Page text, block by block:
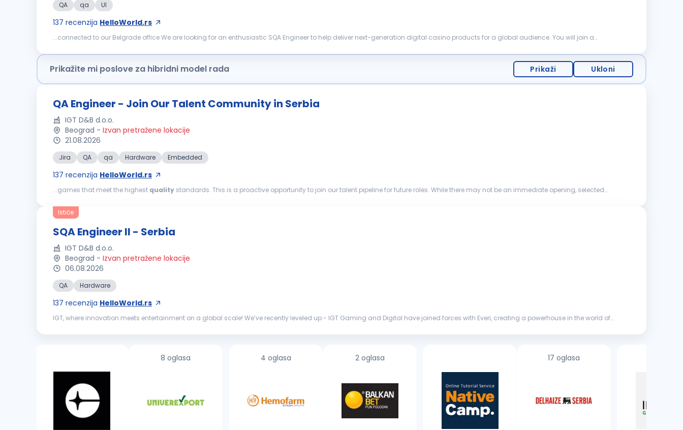
QA qa UI
137 recenzija HelloWorld.rs
...connected to our Belgrade office We are looking for an enthusiastic SQA Engineer to help deliver next-generation digital casino products for a global audience. You will join a
Prikažite mi poslove za hibridni model rada Prikaži Ukloni
QA Engineer - Join Our Talent Community in Serbia
IGT D&B d.o.o.
Beograd - Izvan pretražene lokacije
21.08.2026
Jira QA qa Hardware Embedded
137 recenzija HelloWorld.rs
...games that meet the highest quality standards. This is a proactive opportunity to join our talent pipeline for future roles. While there may not be an immediate opening, selected
Ističe
SQA Engineer II - Serbia
IGT D&B d.o.o.
Beograd - Izvan pretražene lokacije
06.08.2026
QA Hardware
137 recenzija HelloWorld.rs
IGT, where innovation meets entertainment on a global scale! We’ve recently leveled up - IGT Gaming and Digital have joined forces with Everi, creating a powerhouse in the world of
8 oglasa 4 oglasa 2 oglasa 17 oglasa